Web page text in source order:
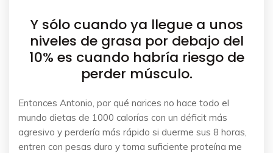
Y sólo cuando ya llegue a unos
niveles de grasa por debajo del
10% es cuando habría riesgo de
perder músculo.
Entonces Antonio, por qué narices no hace todo el
mundo dietas de 1000 calorías con un déficit más
agresivo y perdería más rápido si duerme sus 8 horas,
entren con pesas duro y toma suficiente proteína me